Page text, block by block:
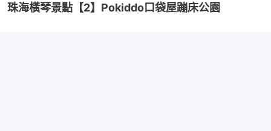
珠海橫琴景點【2】Pokiddo口袋屋蹦床公園